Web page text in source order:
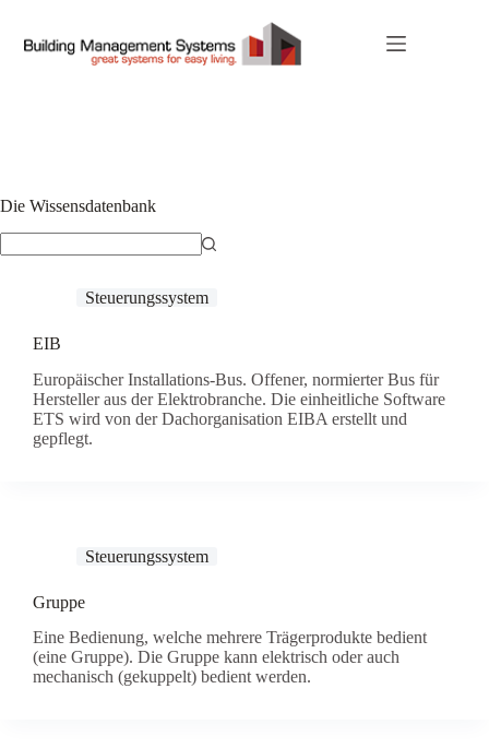
springen
Die Wissensdatenbank
Steuerungssystem
EIB
Europäischer Installations-Bus. Offener, normierter Bus für
Hersteller aus der Elektrobranche. Die einheitliche Software
ETS wird von der Dachorganisation EIBA erstellt und
gepflegt.
Steuerungssystem
Gruppe
Eine Bedienung, welche mehrere Trägerprodukte bedient
(eine Gruppe). Die Gruppe kann elektrisch oder auch
mechanisch (gekuppelt) bedient werden.